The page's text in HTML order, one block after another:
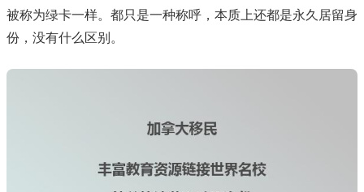
被称为绿卡一样。都只是一种称呼，本质上还都是永久居留身
份，没有什么区别。